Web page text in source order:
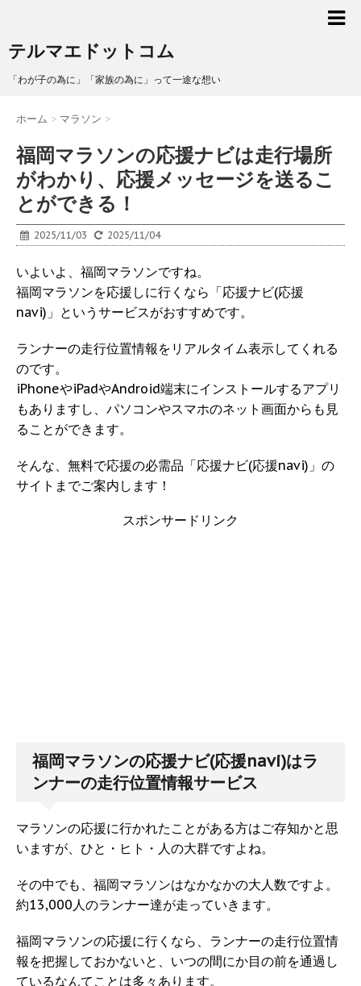
テルマエドットコム
「わが子の為に」「家族の為に」って一途な想い
ホーム > マラソン >
福岡マラソンの応援ナビは走行場所
がわかり、応援メッセージを送るこ
とができる！
2025/11/03 2025/11/04
いよいよ、福岡マラソンですね。
福岡マラソンを応援しに行くなら「応援ナビ(応援
navi)」というサービスがおすすめです。
ランナーの走行位置情報をリアルタイム表示してくれる
のです。
iPhoneやiPadやAndroid端末にインストールするアプリ
もありますし、パソコンやスマホのネット画面からも見
ることができます。
そんな、無料で応援の必需品「応援ナビ(応援navi)」の
サイトまでご案内します！
スポンサードリンク
福岡マラソンの応援ナビ(応援navi)はラ
ンナーの走行位置情報サービス
マラソンの応援に行かれたことがある方はご存知かと思
いますが、ひと・ヒト・人の大群ですよね。
その中でも、福岡マラソンはなかなかの大人数ですよ。
約13,000人のランナー達が走っていきます。
福岡マラソンの応援に行くなら、ランナーの走行位置情
報を把握しておかないと、いつの間にか目の前を通過し
ているなんてことは多々あります。